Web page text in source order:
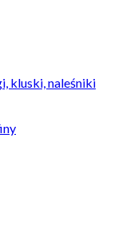
kluski, naleśniki